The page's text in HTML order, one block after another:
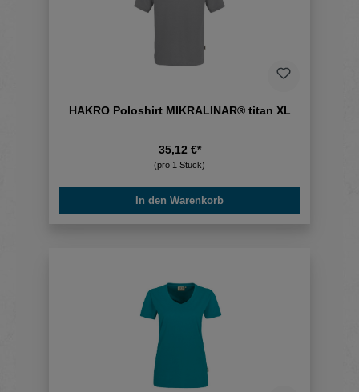
HAKRO Poloshirt MIKRALINAR® titan XL
35,12 €*
(pro 1 Stück)
In den Warenkorb